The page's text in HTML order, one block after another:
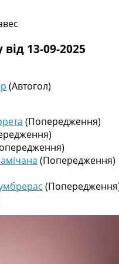
Ліга
Турнирні таблиці
Чемпіонів
13-09-2025
(Автогол)
(Попередження)
(Попередження)